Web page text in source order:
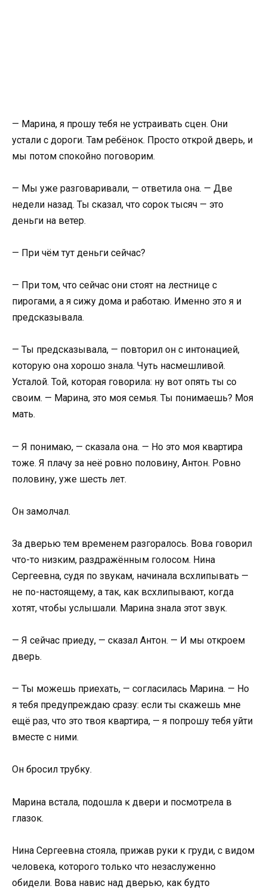
— Марина, я прошу тебя не устраивать сцен. Они
устали с дороги. Там ребёнок. Просто открой дверь, и
мы потом спокойно поговорим.
— Мы уже разговаривали, — ответила она. — Две
недели назад. Ты сказал, что сорок тысяч — это
деньги на ветер.
— При чём тут деньги сейчас?
— При том, что сейчас они стоят на лестнице с
пирогами, а я сижу дома и работаю. Именно это я и
предсказывала.
— Ты предсказывала, — повторил он с интонацией,
которую она хорошо знала. Чуть насмешливой.
Усталой. Той, которая говорила: ну вот опять ты со
своим. — Марина, это моя семья. Ты понимаешь? Моя
мать.
— Я понимаю, — сказала она. — Но это моя квартира
тоже. Я плачу за неё ровно половину, Антон. Ровно
половину, уже шесть лет.
Он замолчал.
За дверью тем временем разгоралось. Вова говорил
что-то низким, раздражённым голосом. Нина
Сергеевна, судя по звукам, начинала всхлипывать —
не по-настоящему, а так, как всхлипывают, когда
хотят, чтобы услышали. Марина знала этот звук.
— Я сейчас приеду, — сказал Антон. — И мы откроем
дверь.
— Ты можешь приехать, — согласилась Марина. — Но
я тебя предупреждаю сразу: если ты скажешь мне
ещё раз, что это твоя квартира, — я попрошу тебя уйти
вместе с ними.
Он бросил трубку.
Марина встала, подошла к двери и посмотрела в
глазок.
Нина Сергеевна стояла, прижав руки к груди, с видом
человека, которого только что незаслуженно
обидели. Вова навис над дверью, как будто